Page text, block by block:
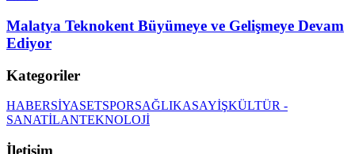
Malatya Teknokent Büyümeye ve Gelişmeye Devam
Ediyor
Kategoriler
HABERSİYASETSPORSAĞLIKASAYİŞKÜLTÜR -
SANATİLANTEKNOLOJİ
İletişim